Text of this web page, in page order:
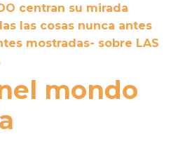
centran su mirada
las cosas nunca antes
mostradas- sobre LAS
mondo